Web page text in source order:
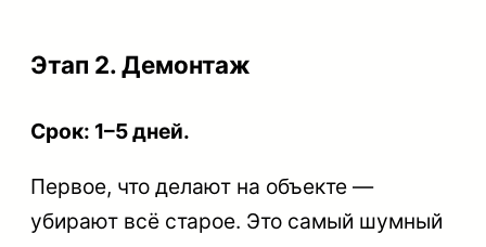
Этап 2. Демонтаж
Срок: 1–5 дней.
Первое, что делают на объекте —
убирают всё старое. Это самый шумный